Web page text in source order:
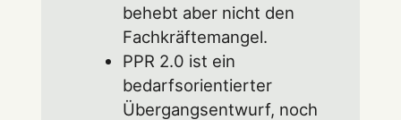
behebt aber nicht den
Fachkräftemangel.
PPR 2.0 ist ein
bedarfsorientierter
Übergangsentwurf, noch